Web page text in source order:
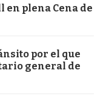
en plena Cena de
por el que
general de